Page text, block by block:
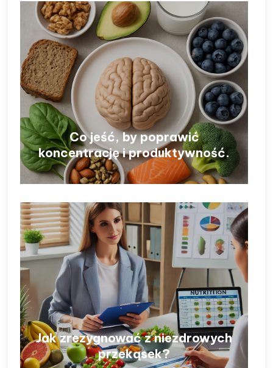
Co jeść, by poprawić
koncentrację i produktywność.
Jak zrezygnować z niezdrowych
przekąsek?